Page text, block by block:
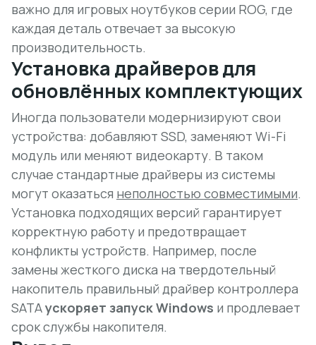
важно для игровых ноутбуков серии ROG, где
каждая деталь отвечает за высокую
производительность.
Установка драйверов для
обновлённых комплектующих
Иногда пользователи модернизируют свои
устройства: добавляют SSD, заменяют Wi-Fi
модуль или меняют видеокарту. В таком
случае стандартные драйверы из системы
могут оказаться неполностью совместимыми.
Установка подходящих версий гарантирует
корректную работу и предотвращает
конфликты устройств. Например, после
замены жесткого диска на твердотельный
накопитель правильный драйвер контроллера
SATAускоряет запуск Windows и продлевает
срок службы накопителя.